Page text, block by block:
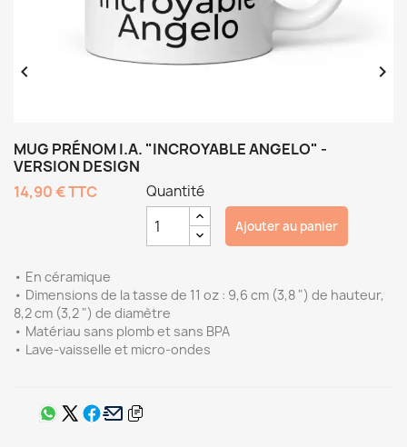
 
MUG PRÉNOM I.A. "INCROYABLE ANGELO" -
VERSION DESIGN
14,90 €TTC
• En céramique
• Dimensions de la tasse de 11 oz : 9,6 cm (3,8 ") de hauteur,
8,2 cm (3,2 ") de diamètre
• Matériau sans plomb et sans BPA
• Lave-vaisselle et micro-ondes
Quantité
Ajouter au panier